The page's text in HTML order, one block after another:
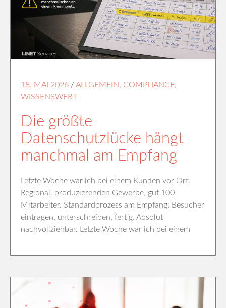
18. MAI 2026 /ALLGEMEIN, COMPLIANCE,
WISSENSWERT
Die größte
Datenschutzlücke hängt
manchmal am Empfang
Letzte Woche war ich bei einem Kunden vor Ort.
Regional. produzierenden Gewerbe, gut 100
Mitarbeiter. Standardprozess am Empfang: Besucher
eintragen, unterschreiben, fertig. Absolut
nachvollziehbar. Letzte Woche war ich bei einem